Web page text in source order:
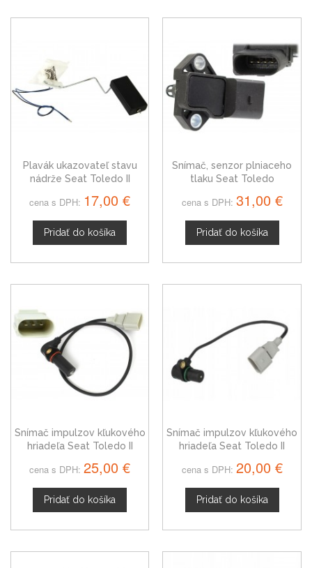
Plavák ukazovateľ stavu
nádrže Seat Toledo II
cena s DPH: 17,00 €
Pridať do košíka
Snímač, senzor plniaceho
tlaku Seat Toledo
cena s DPH: 31,00 €
Pridať do košíka
Snímač impulzov kľukového
hriadeľa Seat Toledo II
cena s DPH: 25,00 €
Pridať do košíka
Snímač impulzov kľukového
hriadeľa Seat Toledo II
cena s DPH: 20,00 €
Pridať do košíka